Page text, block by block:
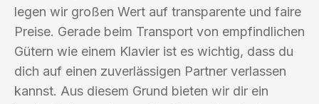
legen wir großen Wert auf transparente und faire
Preise. Gerade beim Transport von empfindlichen
Gütern wie einem Klavier ist es wichtig, dass du
dich auf einen zuverlässigen Partner verlassen
kannst. Aus diesem Grund bieten wir dir ein